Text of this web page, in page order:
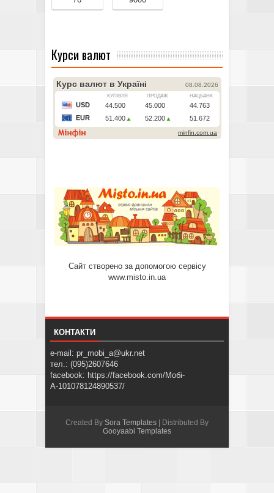
Курси валют
Сайт створено за допомогою сервісу
www.misto.in.ua
КОНТАКТИ
e-mail: pr_mobi_a@ukr.net
тел.: (095)2607646
facebook: https://facebook.com/Мобі-
А-101078124890537/
Created By Sora Templates | Distributed By
Gooyaabi Templates